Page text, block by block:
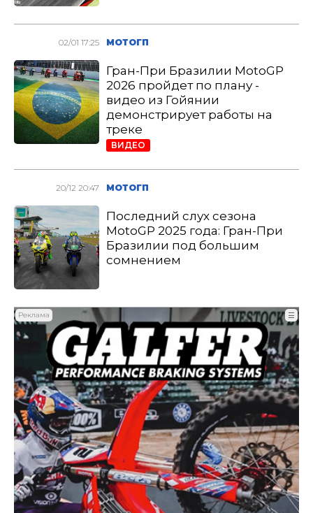
02/01 17:25 МОТОГП
Гран-При Бразилии MotoGP
2026 пройдет по плану -
видео из Гойянии
демонстрирует работы на
треке
ВИДЕО
20/12 20:47 МОТОГП
Последний слух сезона
MotoGP 2025 года: Гран-При
Бразилии под большим
сомнением
Реклама ☰